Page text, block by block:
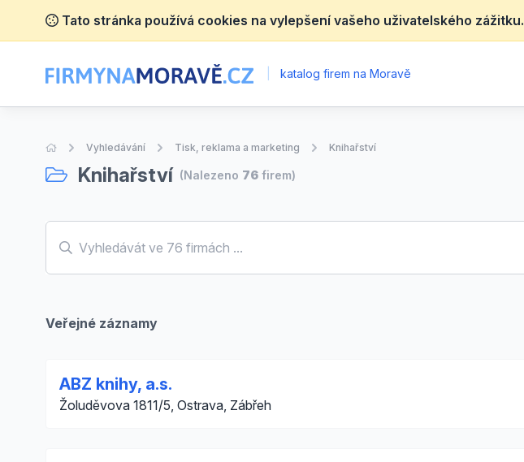
Tato stránka používá cookies na vylepšení vašeho uživatelského zážitku.
katalog firem na Moravě
Úvodní stránka
Vyhledávání Tisk, reklama a marketing Knihařství
Knihařství (Nalezeno 76 firem)
Veřejné záznamy
ABZ knihy, a.s.
Žoluděvova 1811/5, Ostrava, Zábřeh